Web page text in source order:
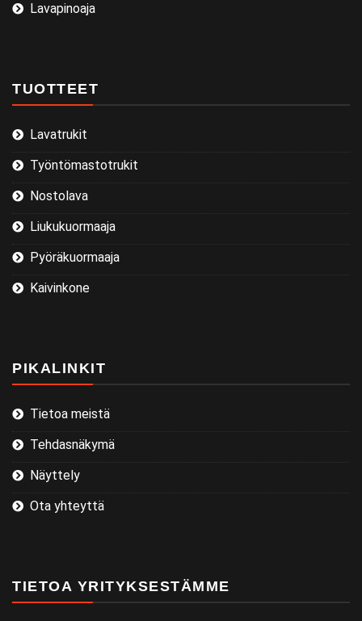
Lavapinoaja
TUOTTEET
Lavatrukit
Työntömastotrukit
Nostolava
Liukukuormaaja
Pyöräkuormaaja
Kaivinkone
PIKALINKIT
Tietoa meistä
Tehdasnäkymä
Näyttely
Ota yhteyttä
TIETOA YRITYKSESTÄMME